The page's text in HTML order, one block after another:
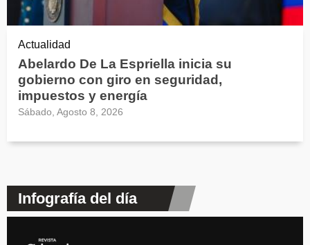
Actualidad
Abelardo De La Espriella inicia su
gobierno con giro en seguridad,
impuestos y energía
Sábado, Agosto 8, 2026
Infografía del día